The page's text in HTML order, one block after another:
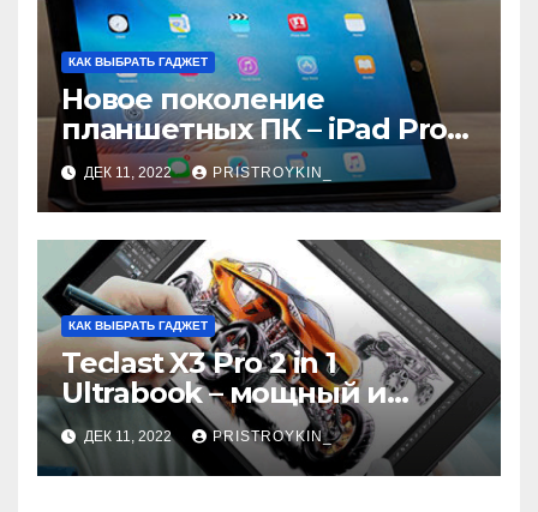
КАК ВЫБРАТЬ ГАДЖЕТ
Новое поколение
планшетных ПК – iPad Pro
9.7ДЕК 11, 2022 PRISTROYKIN_
КАК ВЫБРАТЬ ГАДЖЕТ
Teclast X3 Pro 2 in 1
Ultrabook – мощный и
самодостаточный
ДЕК 11, 2022 PRISTROYKIN_